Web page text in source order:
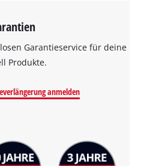
that are not disclosed to the
website owner needs to setup
their CMP to add this content
byUsercentrics Consent
Garantieservice für deine
Produkte.
anmelden